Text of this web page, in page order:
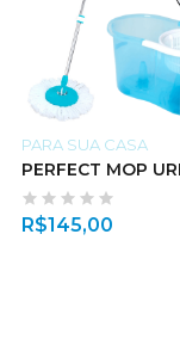
PARA SUA CASA
PERFECT MOP
R$145,00